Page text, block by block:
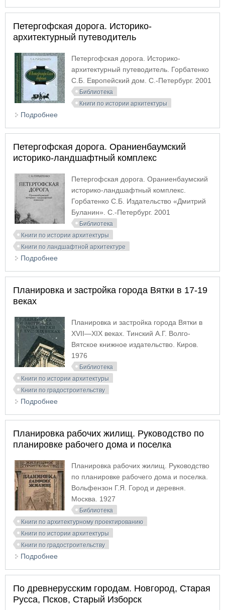
Петергофская дорога. Историко-
архитектурный путеводитель
Петергофская дорога. Историко-
архитектурный путеводитель. Горбатенко
С.Б. Европейский дом. С.-Петербург. 2001
Библиотека
Книги по истории архитектуры
Подробнее
Петергофская дорога. Ораниенбаумский
историко-ландшафтный комплекс
Петергофская дорога. Ораниенбаумский
историко-ландшафтный комплекс.
Горбатенко С.Б. Издательство «Дмитрий
Буланин». С.-Петербург. 2001
Библиотека
Книги по истории архитектуры
Книги по ландшафтной архитектуре
Подробнее
Планировка и застройка города Вятки в 17-19
веках
Планировка и застройка города Вятки в
XVII—XIX веках. Тинский А.Г. Волго-
Вятское книжное издательство. Киров.
1976
Библиотека
Книги по истории архитектуры
Книги по градостроительству
Подробнее
Планировка рабочих жилищ. Руководство по
планировке рабочего дома и поселка
Планировка рабочих жилищ. Руководство
по планировке рабочего дома и поселка.
Вольфензон Г.Я. Город и деревня.
Москва. 1927
Библиотека
Книги по архитектурному проектированию
Книги по истории архитектуры
Книги по градостроительству
Подробнее
По древнерусским городам. Новгород, Старая
Русса, Псков, Старый Изборск